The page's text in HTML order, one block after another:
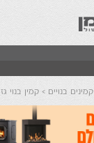
קמינים בנויים קמין בנוי גז